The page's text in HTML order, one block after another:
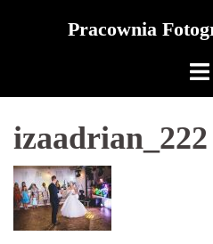
Pracownia
izaadrian_222